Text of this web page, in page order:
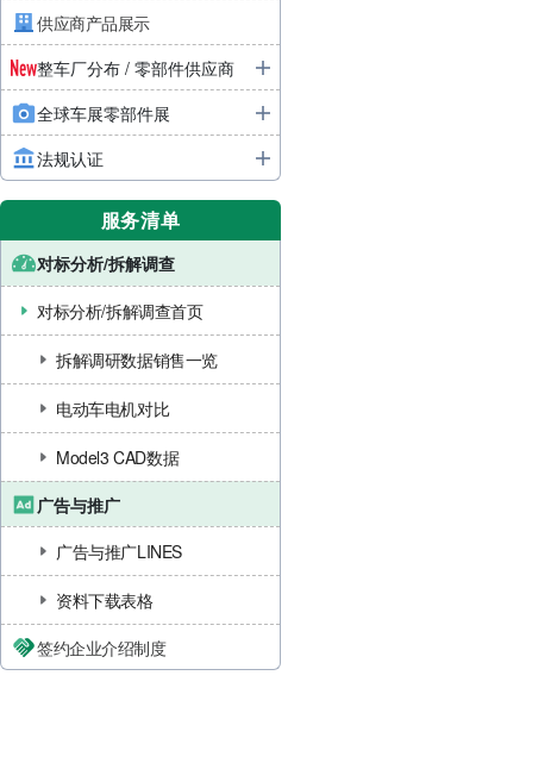
供应商产品展示
整车厂分布 / 零部件供应商
全球车展零部件展
法规认证
服务清单
对标分析/拆解调查
对标分析/拆解调查首页
拆解调研数据销售一览
电动车电机对比
Model3 CAD数据
广告与推广
广告与推广LINES
资料下载表格
签约企业介绍制度